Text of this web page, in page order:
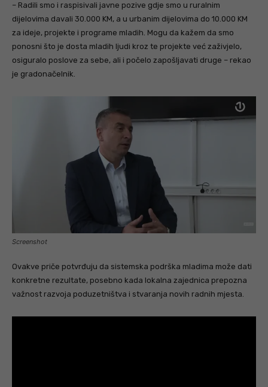
– Radili smo i raspisivali javne pozive gdje smo u ruralnim
dijelovima davali 30.000 KM, a u urbanim dijelovima do 10.000 KM
za ideje, projekte i programe mladih. Mogu da kažem da smo
ponosni što je dosta mladih ljudi kroz te projekte već zaživjelo,
osiguralo poslove za sebe, ali i počelo zapošljavati druge – rekao
je gradonačelnik.
Screenshot
Ovakve priče potvrđuju da sistemska podrška mladima može dati
konkretne rezultate, posebno kada lokalna zajednica prepozna
važnost razvoja poduzetništva i stvaranja novih radnih mjesta.